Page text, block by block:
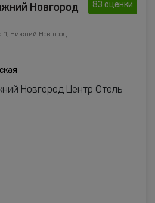
83 оценки
Новгород
1, Нижний Новгород